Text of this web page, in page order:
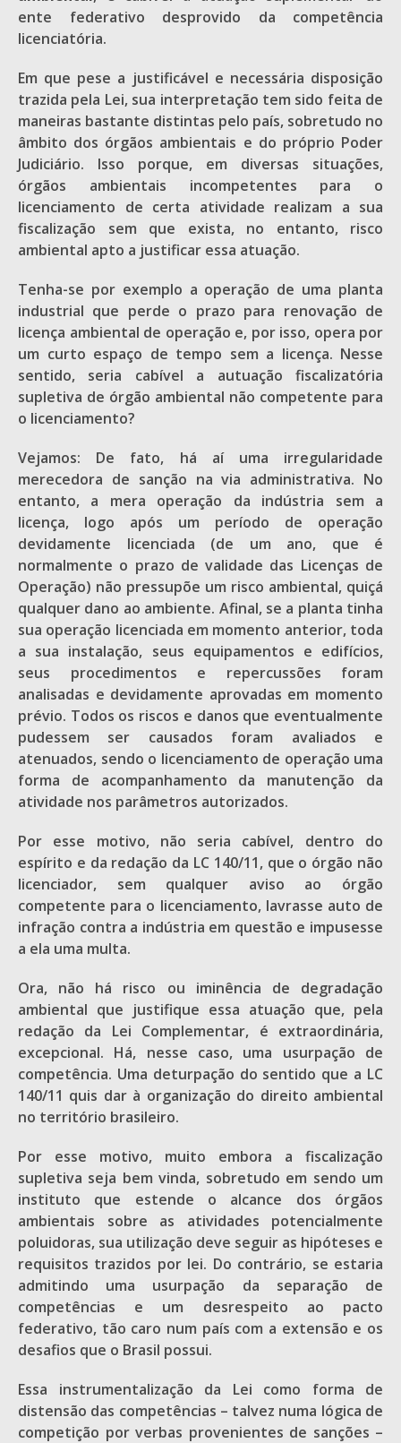
ente federativo desprovido da competência
licenciatória.
Em que pese a justificável e necessária disposição
trazida pela Lei, sua interpretação tem sido feita de
maneiras bastante distintas pelo país, sobretudo no
âmbito dos órgãos ambientais e do próprio Poder
Judiciário. Isso porque, em diversas situações,
órgãos ambientais incompetentes para o
licenciamento de certa atividade realizam a sua
fiscalização sem que exista, no entanto, risco
ambiental apto a justificar essa atuação.
Tenha-se por exemplo a operação de uma planta
industrial que perde o prazo para renovação de
licença ambiental de operação e, por isso, opera por
um curto espaço de tempo sem a licença. Nesse
sentido, seria cabível a autuação fiscalizatória
supletiva de órgão ambiental não competente para
o licenciamento?
Vejamos: De fato, há aí uma irregularidade
merecedora de sanção na via administrativa. No
entanto, a mera operação da indústria sem a
licença, logo após um período de operação
devidamente licenciada (de um ano, que é
normalmente o prazo de validade das Licenças de
Operação) não pressupõe um risco ambiental, quiçá
qualquer dano ao ambiente. Afinal, se a planta tinha
sua operação licenciada em momento anterior, toda
a sua instalação, seus equipamentos e edifícios,
seus procedimentos e repercussões foram
analisadas e devidamente aprovadas em momento
prévio. Todos os riscos e danos que eventualmente
pudessem ser causados foram avaliados e
atenuados, sendo o licenciamento de operação uma
forma de acompanhamento da manutenção da
atividade nos parâmetros autorizados.
Por esse motivo, não seria cabível, dentro do
espírito e da redação da LC 140/11, que o órgão não
licenciador, sem qualquer aviso ao órgão
competente para o licenciamento, lavrasse auto de
infração contra a indústria em questão e impusesse
a ela uma multa.
Ora, não há risco ou iminência de degradação
ambiental que justifique essa atuação que, pela
redação da Lei Complementar, é extraordinária,
excepcional. Há, nesse caso, uma usurpação de
competência. Uma deturpação do sentido que a LC
140/11 quis dar à organização do direito ambiental
no território brasileiro.
Por esse motivo, muito embora a fiscalização
supletiva seja bem vinda, sobretudo em sendo um
instituto que estende o alcance dos órgãos
ambientais sobre as atividades potencialmente
poluidoras, sua utilização deve seguir as hipóteses e
requisitos trazidos por lei. Do contrário, se estaria
admitindo uma usurpação da separação de
competências e um desrespeito ao pacto
federativo, tão caro num país com a extensão e os
desafios que o Brasil possui.
Essa instrumentalização da Lei como forma de
distensão das competências – talvez numa lógica de
competição por verbas provenientes de sanções –